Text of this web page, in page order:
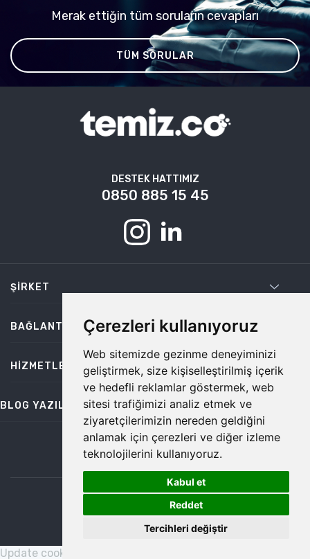
Çerezleri kullanıyoruz
Web sitemizde gezinme deneyiminizi
geliştirmek, size kişiselleştirilmiş içerik
ve hedefli reklamlar göstermek, web
sitesi trafiğimizi analiz etmek ve
ziyaretçilerimizin nereden geldiğini
anlamak için çerezleri ve diğer izleme
teknolojilerini kullanıyoruz.
Kabul et
Reddet
Tercihleri değiştir
Merak ettiğin tüm soruların cevapları
TÜM SORULAR
DESTEK HATTIMIZ
0850 885 15 45
ŞIRKET
BAĞLANTILAR
HIZMETLER
BLOG YAZILARI
bilgi@temiz.co
©2026 Temiz, Her Hakkı Saklıdır.
Update cookies preferences